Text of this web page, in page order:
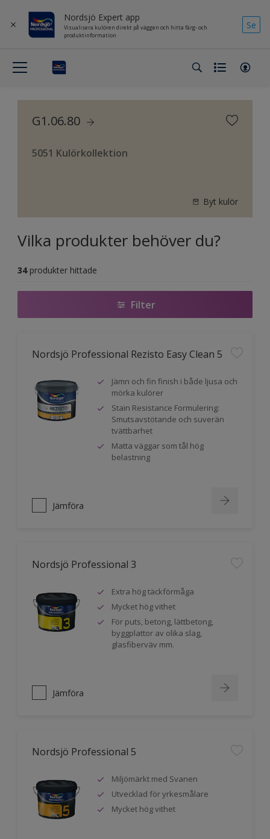
Nordsjö Expert app
Visualisera kulören direkt på väggen och hitta färg- och
produktinformation
Se
G1.06.80
5051 Kulörkollektion
Byt kulör
Vilka produkter behöver du?
34 produkter hittade
Filter
Nordsjö Professional Rezisto Easy Clean 5
Jämn och fin finish i både ljusa och
mörka kulörer
Stain Resistance Formulering:
Smutsavstötande och suverän
tvättbarhet
Matta väggar som tål hög
belastning
Jämföra
Nordsjö Professional 3
Extra hög täckförmåga
Mycket hög vithet
För puts, betong, lättbetong,
byggplattor av olika slag,
glasfiberväv mm.
Jämföra
Nordsjö Professional 5
Miljömärkt med Svanen
Utvecklad för yrkesmålare
Mycket hög vithet